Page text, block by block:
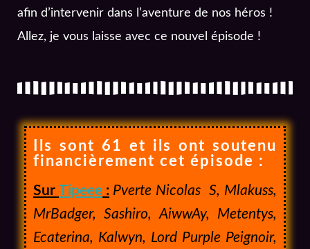
afin d’intervenir dans l’aventure de nos héros !
Allez, je vous laisse avec ce nouvel épisode !
Ils sont 61 et ils ont soutenu
financièrement cet épisode :
Sur Tipeee : Pverte Nicolas S, Mlakuss,
MrBadger, Sashiro, AiwwAy, Metentys,
Ecaterina, Kalwyn, Lord Purple Peignoir,